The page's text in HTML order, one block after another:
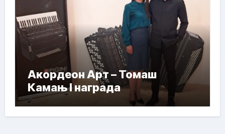
Акордеон Арт – Томаш
Камањ I награда